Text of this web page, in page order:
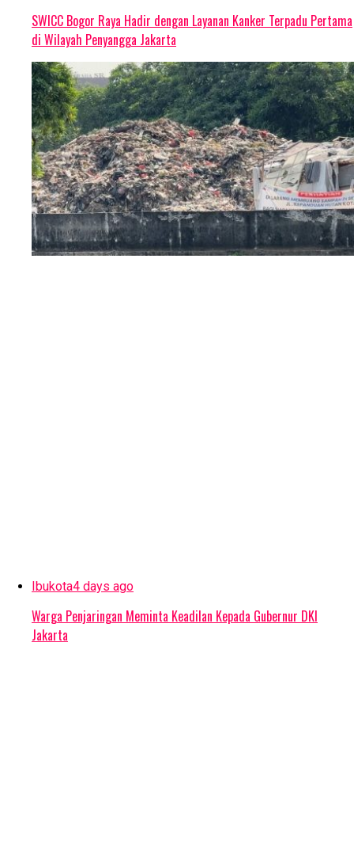
SWICC Bogor Raya Hadir dengan Layanan Kanker Terpadu Pertama
di Wilayah Penyangga Jakarta
Ibukota4 days ago
Warga Penjaringan Meminta Keadilan Kepada Gubernur DKI
Jakarta